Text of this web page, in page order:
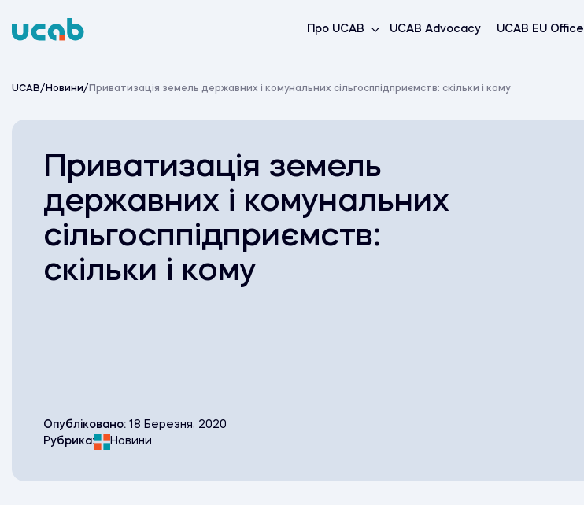
to
Про UCAB UCAB Advocacy UCAB EU Office
UCAB/ Новини/ Приватизація земель державних і комунальних сільгосппідприємств: скільки і кому
Приватизація земель
державних і комунальних
сільгосппідприємств:
скільки і кому
Опубліковано: 18 Березня, 2020
Рубрика:
Новини